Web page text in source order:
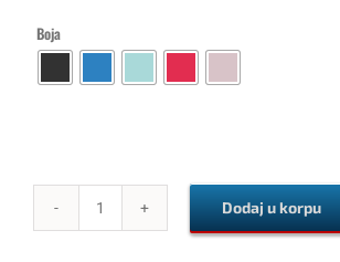
Boja
FLEXI
Dodaj u korpu